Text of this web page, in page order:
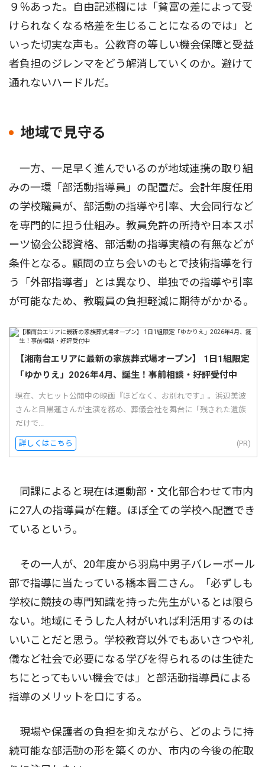
９％あった。自由記述欄には「貧富の差によって受
けられなくなる格差を生じることになるのでは」と
いった切実な声も。公教育の等しい機会保障と受益
者負担のジレンマをどう解消していくのか。避けて
通れないハードルだ。
地域で見守る
一方、一足早く進んでいるのが地域連携の取り組
みの一環「部活動指導員」の配置だ。会計年度任用
の学校職員が、部活動の指導や引率、大会同行など
を専門的に担う仕組み。教員免許の所持や日本スポ
ーツ協会公認資格、部活動の指導実績の有無などが
条件となる。顧問の立ち会いのもとで技術指導を行
う「外部指導者」とは異なり、単独での指導や引率
が可能なため、教職員の負担軽減に期待がかかる。
【湘南台エリアに最新の家族葬式場オープン】 1日1組限定
「ゆかりえ」2026年4月、誕生！事前相談・好評受付中
現在、大ヒット公開中の映画『ほどなく、お別れです』。浜辺美波
さんと目黒蓮さんが主演を務め、葬儀会社を舞台に「残された遺族
だけで...
詳しくはこちら (PR)
同課によると現在は運動部・文化部合わせて市内
に27人の指導員が在籍。ほぼ全ての学校へ配置でき
ているという。
その一人が、20年度から羽鳥中男子バレーボール
部で指導に当たっている橋本晋二さん。「必ずしも
学校に競技の専門知識を持った先生がいるとは限ら
ない。地域にそうした人材がいれば利活用するのは
いいことだと思う。学校教育以外でもあいさつや礼
儀など社会で必要になる学びを得られるのは生徒た
ちにとってもいい機会では」と部活動指導員による
指導のメリットを口にする。
現場や保護者の負担を抑えながら、どのように持
続可能な部活動の形を築くのか、市内の今後の舵取